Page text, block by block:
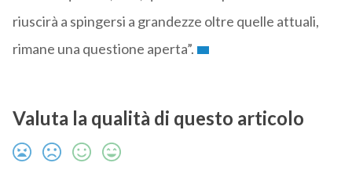
riuscirà a spingersi a grandezze oltre quelle attuali,
rimane una questione aperta”.
Valuta la qualità di questo articolo